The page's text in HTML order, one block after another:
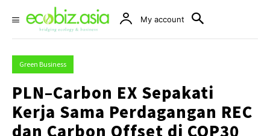
My account
Green Business
PLN–Carbon EX Sepakati
Kerja Sama Perdagangan REC
dan Carbon Offset di COP30